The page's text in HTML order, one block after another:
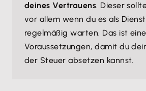
deines Vertrauens. Dieser
vor allem wenn du es als
regelmäßig warten. Das ist
Voraussetzungen, damit du
der Steuer absetzen kannst.